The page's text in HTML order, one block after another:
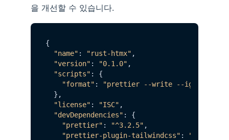
을 개선할 수 있습니다.
{
"name" : "rust-htmx" ,
"version" : "0.1.0" ,
"scripts" : {
"format" :
"prettier --write --ignore-
  },
"license" : "ISC" ,
"devDependencies" : {
"prettier" : "^3.2.5" ,
"prettier-plugin-tailwindcss" : "^0.5.11"